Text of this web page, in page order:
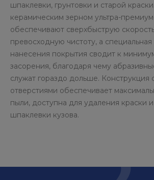
шпаклевки, грунтовки и старой
керамическим зерном ультра-
обеспечивают сверхбыструю
превосходную чистоту, а специальная
нанесения покрытия сводит к
засорения, благодаря чему
служат гораздо дольше. Конструкция
отверстиями обеспечивает
пыли, доступна для удаления краски
шпаклевки кузова.